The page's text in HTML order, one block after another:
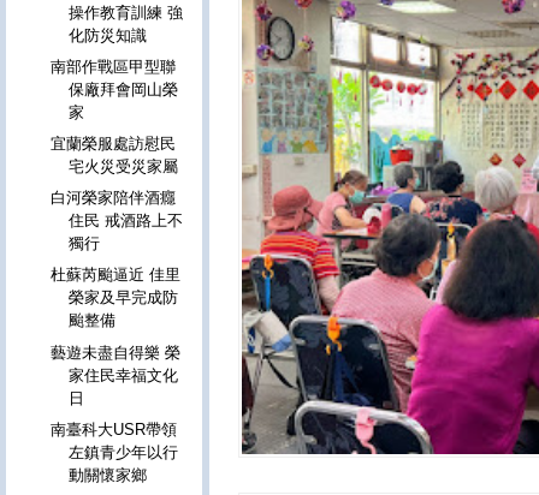
操作教育訓練 強
化防災知識
南部作戰區甲型聯
保廠拜會岡山榮
家
宜蘭榮服處訪慰民
宅火災受災家屬
白河榮家陪伴酒癮
住民 戒酒路上不
獨行
杜蘇芮颱逼近 佳里
榮家及早完成防
颱整備
藝遊未盡自得樂 榮
家住民幸福文化
日
南臺科大USR帶領
左鎮青少年以行
動關懷家鄉